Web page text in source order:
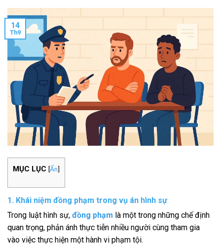
14
Th9
MỤC LỤC [Ẩn]
1. Khái niệm đồng phạm trong vụ án hình sự
Trong luật hình sự, đồng phạm là một trong những chế định
quan trọng, phản ánh thực tiễn nhiều người cùng tham gia
vào việc thực hiện một hành vi phạm tội.